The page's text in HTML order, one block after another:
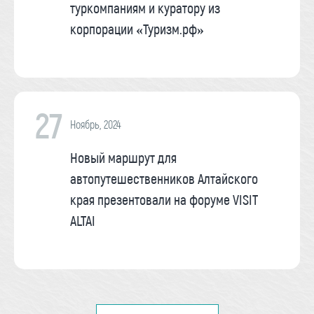
туркомпаниям и куратору из
корпорации «Туризм.рф»
27 Ноябрь, 2024
Новый маршрут для
автопутешественников Алтайского
края презентовали на форуме VISIT
ALTAI